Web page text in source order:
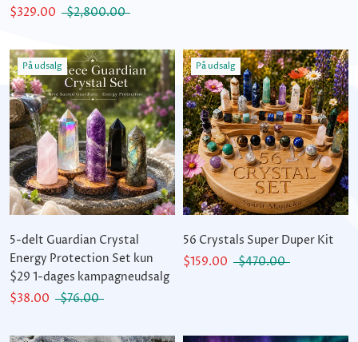
$329.00
$2,800.00
På udsalg
5-delt Guardian Crystal
Energy Protection Set kun
$29 1-dages kampagneudsalg
$38.00
$76.00
På udsalg
56 Crystals Super Duper Kit
$159.00
$470.00